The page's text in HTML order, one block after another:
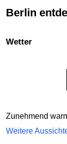
Berlin
Wetter
Zunehmend
Weitere